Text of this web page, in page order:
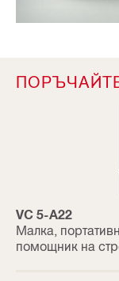
VC 5-A22
Малка,
помощник на